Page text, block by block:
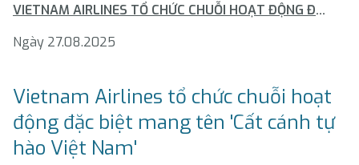
VIETNAM AIRLINES TỔ CHỨC CHUỖI HOẠT ĐỘNG ĐẶC BIỆT MANG TÊN 'CẤT CÁNH TỰ HÀO VIỆT NAM'
Ngày 27.08.2025
Vietnam Airlines tổ chức chuỗi hoạt
động đặc biệt mang tên 'Cất cánh tự
hào Việt Nam'